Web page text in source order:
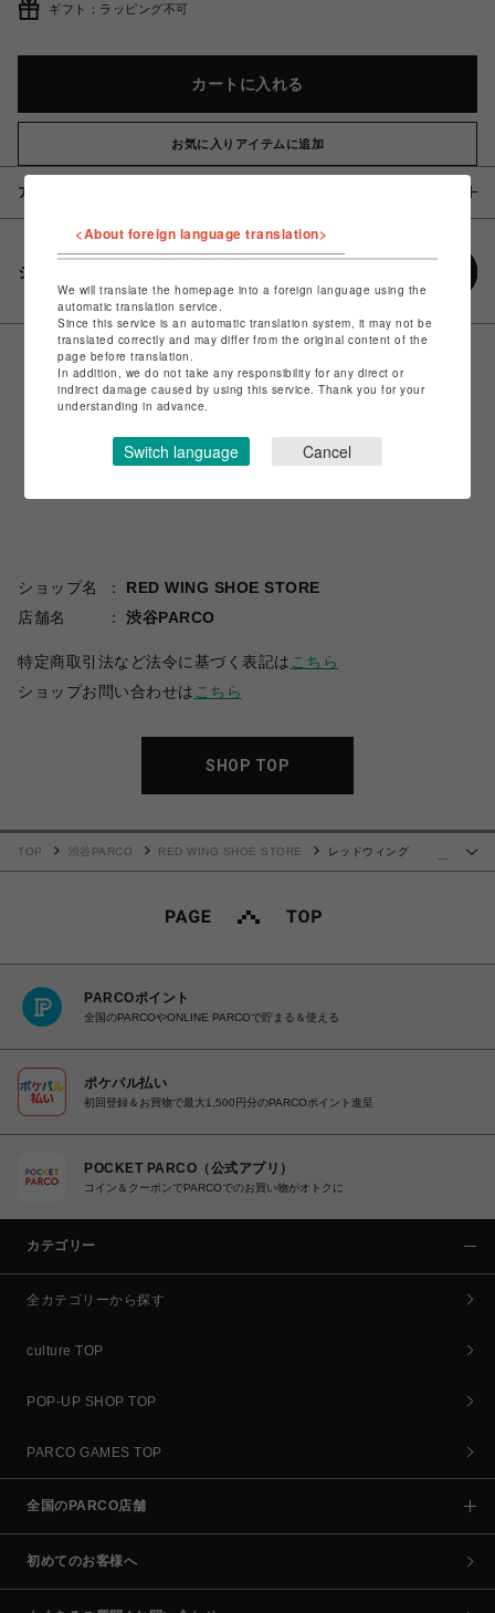
ギフト：ラッピング不可
カートに入れる
お気に入りアイテムに追加
アイテム説明 / 素材
シェアする
ショップ名
RED WING SHOE STORE
店舗名
渋谷PARCO
特定商取引法など法令に基づく表記は こちら
ショップお問い合わせは こちら
SHOP TOP
TOP 渋谷PARCO RED WING SHOE STORE
レッドウィング
PARCOポイント
全国のPARCOやONLINE PARCOで貯まる＆使える
ポケパル払い
初回登録＆お買物で最大1,500円分のPARCOポイント進呈
POCKET PARCO（公式アプリ）
コイン＆クーポンでPARCOでのお買い物がオトクに
カテゴリー
全カテゴリーから探す
culture TOP
POP-UP SHOP TOP
PARCO GAMES TOP
全国のPARCO店舗
初めてのお客様へ
<About foreign language translation>
We will translate the homepage into a foreign language using the
automatic translation service.
Since this service is an automatic translation system, it may not be
translated correctly and may differ from the original content of the
page before translation.
In addition, we do not take any responsibility for any direct or
indirect damage caused by using this service. Thank you for your
understanding in advance.
Switch language Cancel